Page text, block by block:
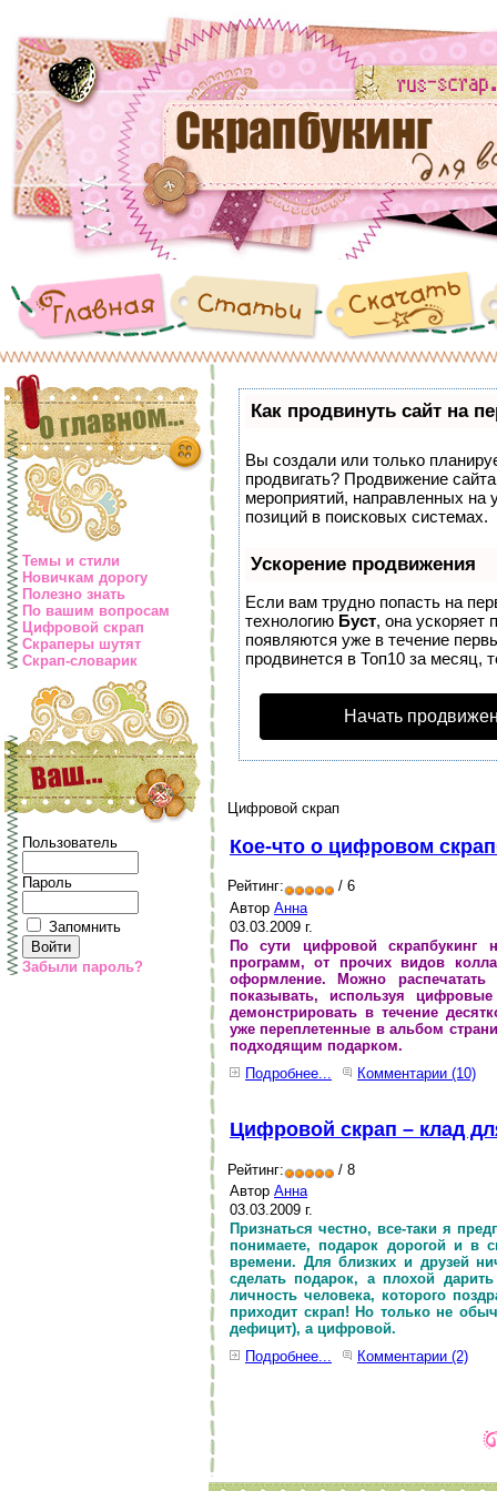
Темы и стили
Новичкам дорогу
Полезно знать
По вашим вопросам
Цифровой скрап
Скраперы шутят
Скрап-словарик
Пользователь
Пароль
Запомнить
Забыли пароль?
Как продвинуть сайт на
Вы создали или только
продвигать? Продвижение
мероприятий, направленных на
позиций в поисковых системах.
Ускорение продвижения
Если вам трудно попасть на
технологию Буст, она ускоряет
появляются уже в течение
продвинется в Топ10 за месяц,
Начать
Цифровой скрап
Кое-что о цифровом
Рейтинг:
/ 6
Автор Анна
03.03.2009 г.
По сути цифровой скрапбукинг
программ, от прочих видов
оформление. Можно
показывать, используя
демонстрировать в течение
уже переплетенные в альбом
подходящим подарком.
Подробнее...
Комментарии (10)
Цифровой скрап – клад
Рейтинг:
/ 8
Автор Анна
03.03.2009 г.
Признаться честно, все-таки я
понимаете, подарок дорогой и в
времени. Для близких и друзей
сделать подарок, а плохой
личность человека, которого
приходит скрап! Но только не
дефицит), а цифровой.
Подробнее...
Комментарии (2)